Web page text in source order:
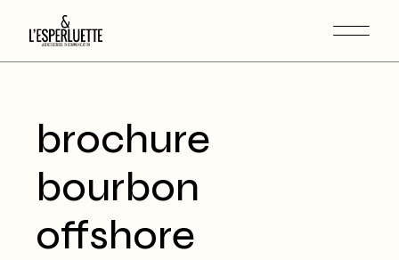
brochure
bourbon
offshore